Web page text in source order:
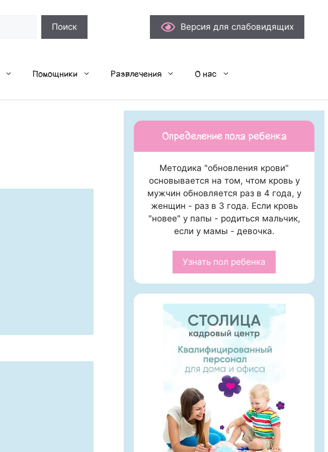
Поиск Версия для слабовидящих
Помощники Развлечения О нас
Определение пола ребенка
Методика "обновления крови"
основывается на том, чтом кровь у
мужчин обновляется раз в 4 года, у
женщин - раз в 3 года. Если кровь
"новее" у папы - родиться мальчик,
если у мамы - девочка.
Узнать пол ребенка